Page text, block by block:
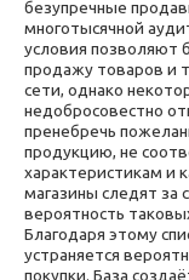
безупречные
многотысячной
условия позволяют
продажу товаров и
сети, однако
недобросовестно
пренебречь
продукцию, не
характеристикам и
магазины следят за
вероятность
Благодаря этому
устраняется
покупки. База